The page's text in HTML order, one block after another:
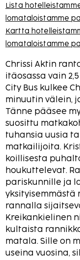
Lista
lomataloistamme
Kartta
lomataloistamme
Chrissi Aktin
itäosassa vain
City Bus kulkee
minuutin välein,
Tänne pääsee
suosittu
tuhansia uusia
matkailijoita.
koillisesta
houkuttelevat.
pariskunnille ja
yksityisemmästä
rannalla
Kreikankielinen
kultaista
matala. Sille on
useina vuosina,